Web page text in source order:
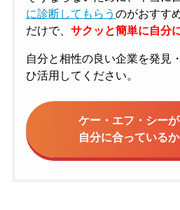
に診断してもらう のがおすす
だけで、 サクッと簡単に自分
自分と相性の良い企業を発見
ひ活用してください。
ケー・エフ・シーが
自分に合っている